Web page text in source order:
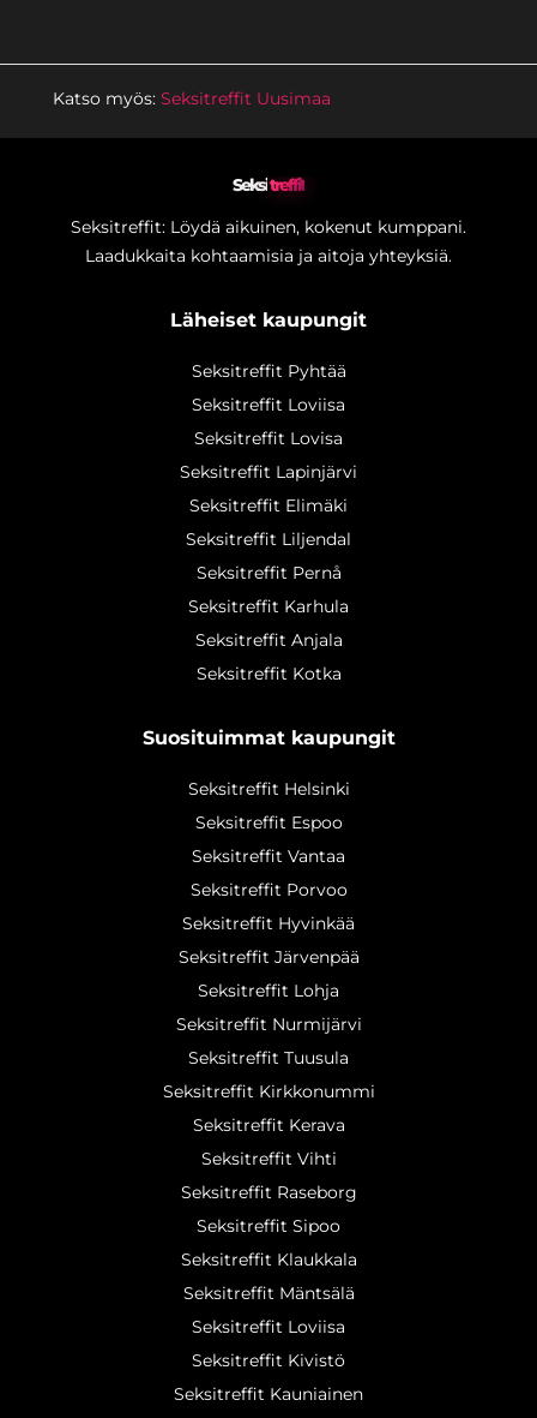
Katso myös: Seksitreffit Uusimaa
Seksitreffit
Seksitreffit: Löydä aikuinen, kokenut kumppani.
Laadukkaita kohtaamisia ja aitoja yhteyksiä.
Läheiset kaupungit
Seksitreffit Pyhtää
Seksitreffit Loviisa
Seksitreffit Lovisa
Seksitreffit Lapinjärvi
Seksitreffit Elimäki
Seksitreffit Liljendal
Seksitreffit Pernå
Seksitreffit Karhula
Seksitreffit Anjala
Seksitreffit Kotka
Suosituimmat kaupungit
Seksitreffit Helsinki
Seksitreffit Espoo
Seksitreffit Vantaa
Seksitreffit Porvoo
Seksitreffit Hyvinkää
Seksitreffit Järvenpää
Seksitreffit Lohja
Seksitreffit Nurmijärvi
Seksitreffit Tuusula
Seksitreffit Kirkkonummi
Seksitreffit Kerava
Seksitreffit Vihti
Seksitreffit Raseborg
Seksitreffit Sipoo
Seksitreffit Klaukkala
Seksitreffit Mäntsälä
Seksitreffit Loviisa
Seksitreffit Kivistö
Seksitreffit Kauniainen